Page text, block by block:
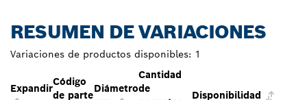
RESUMEN DE VARIACIONES
Variaciones de productos disponibles: 1
Expandir
Código
de parte
Diámetro
Cantidad
de
Disponibilidad